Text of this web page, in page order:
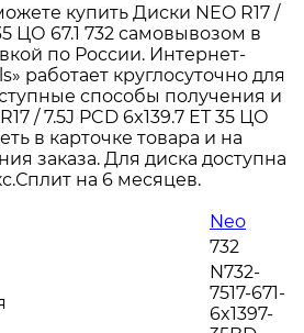
купить Диски NEO R17 /
ЦО 67.1 732 самовывозом в
по России. Интернет-
работает круглосуточно для
способы получения и
/ 7.5J PCD 6x139.7 ЕТ 35 ЦО
в карточке товара и на
заказа. Для диска доступна
на 6 месяцев.
Neo
732
N732-
7517-671-
6x1397-